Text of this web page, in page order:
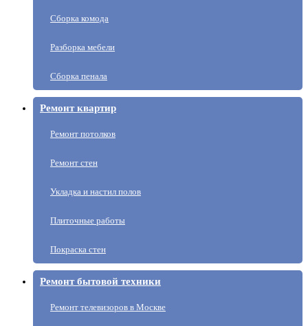
Сборка комода
Разборка мебели
Сборка пенала
Ремонт квартир
Ремонт потолков
Ремонт стен
Укладка и настил полов
Плиточные работы
Покраска стен
Ремонт бытовой техники
Ремонт телевизоров в Москве